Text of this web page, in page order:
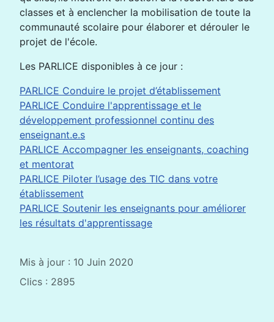
classes et à enclencher la mobilisation de toute la
communauté scolaire pour élaborer et dérouler le
projet de l'école.
Les PARLICE disponibles à ce jour :
PARLICE Conduire le projet d’établissement
PARLICE Conduire l'apprentissage et le
développement professionnel continu des
enseignant.e.s
PARLICE Accompagner les enseignants, coaching
et mentorat
PARLICE Piloter l’usage des TIC dans votre
établissement
PARLICE Soutenir les enseignants pour améliorer
les résultats d'apprentissage
Mis à jour : 10 Juin 2020
Clics : 2895